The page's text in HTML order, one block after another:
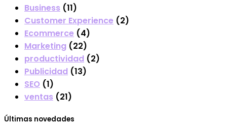
Business (11)
Customer Experience (2)
Ecommerce (4)
Marketing (22)
productividad (2)
Publicidad (13)
SEO (1)
ventas (21)
Últimas novedades